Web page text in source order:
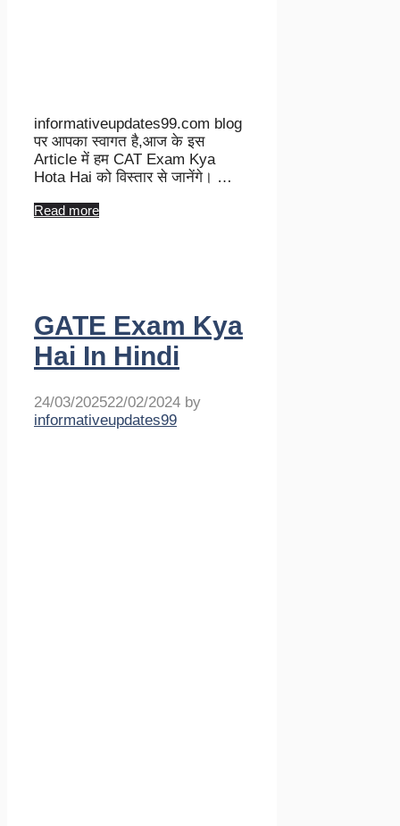
informativeupdates99.com blog
पर आपका स्वागत है,आज के इस
Article में हम CAT Exam Kya
Hota Hai को विस्तार से जानेंगे। …
Read more
GATE Exam Kya
Hai In Hindi
24/03/202522/02/2024 by
informativeupdates99